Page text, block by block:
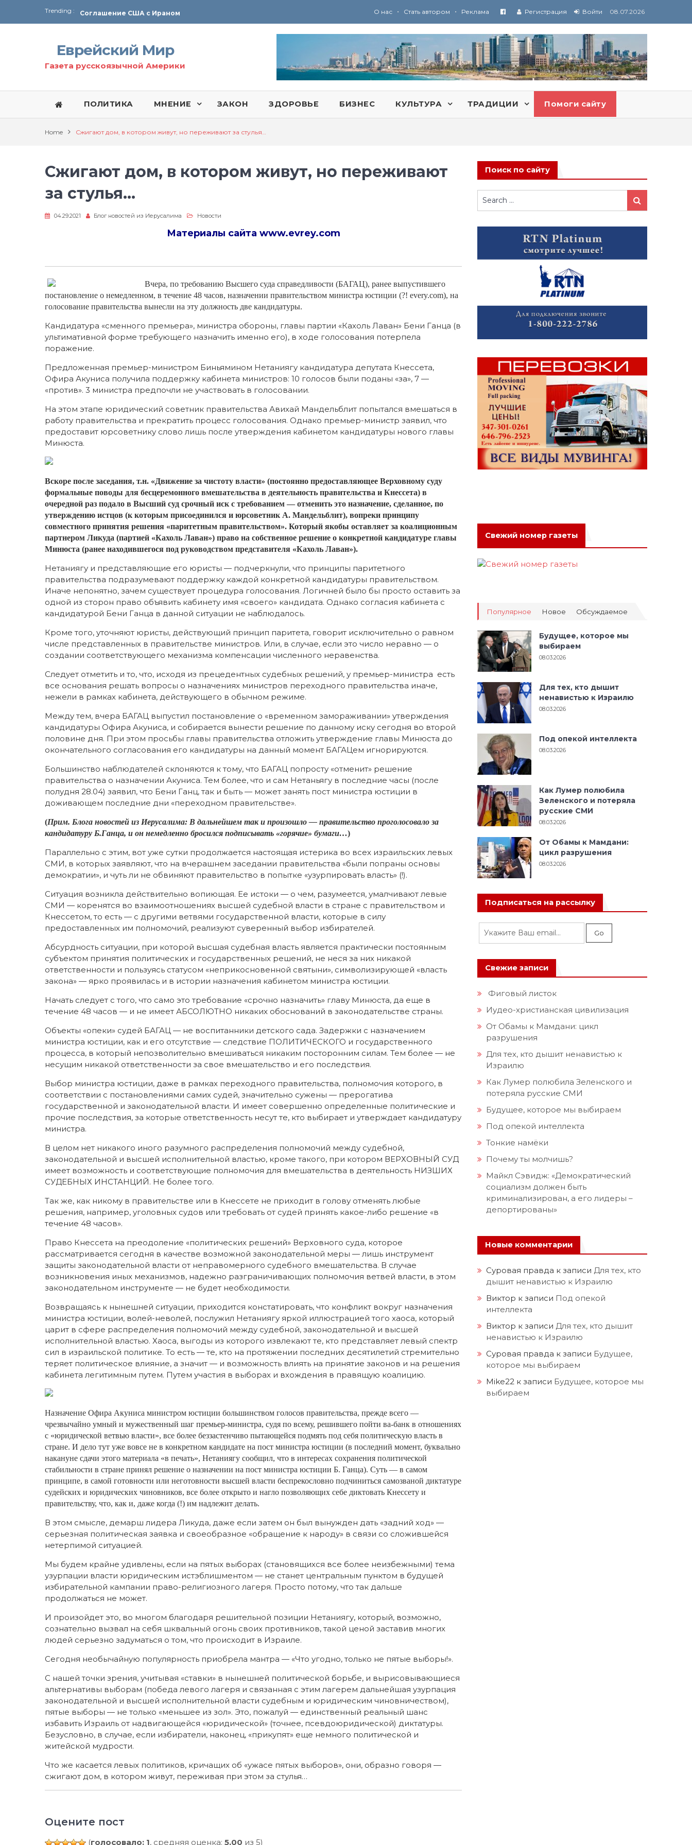
Trending :
Соглашение США с Ираном
Технология Революции в Иране
Ю
ридические услуги адвокатской коллегии «Эли Гервиц»: полное сопровождение на всех этапах
От Ирана до Ливана и Газы
О нас • Стать автором • Реклама Регистрация Войти 08.07.2026
Еврейский Мир
Газета русскоязычной Америки
ПОЛИТИКА МНЕНИЕ ЗАКОН ЗДОРОВЬЕ БИЗНЕС КУЛЬТУРА ТРАДИЦИИ Помоги сайту
Home Сжигают дом, в котором живут, но переживают за стулья…
Сжигают дом, в котором живут, но переживают
за стулья…
04.29.2021 Блог новостей из Иерусалима Новости
Материалы сайта www.evrey.com
Вчера, по требованию Высшего суда справедливости (БАГАЦ), ранее выпустившего
постановление о немедленном, в течение 48 часов, назначении правительством министра юстиции (?! every.com), на
голосование правительства вынесли на эту должность две кандидатуры.
Кандидатура «сменного премьера», министра обороны, главы партии «Кахоль Лаван» Бени Ганца (в
ультимативной форме требующего назначить именно его), в ходе голосования потерпела
поражение.
Предложенная премьер-министром Биньямином Нетаниягу кандидатура депутата Кнессета,
Офира Акуниса получила поддержку кабинета министров: 10 голосов были поданы «за», 7 —
«против». 3 министра предпочли не участвовать в голосовании.
На этом этапе юридический советник правительства Авихай Мандельблит попытался вмешаться в
работу правительства и прекратить процесс голосования. Однако премьер-министр заявил, что
предоставит юрсоветнику слово лишь после утверждения кабинетом кандидатуры нового главы
Минюста.
Вскоре после заседания, т.н. «Движение за чистоту власти» (постоянно предоставляющее Верховному суду
формальные поводы для бесцеремонного вмешательства в деятельность правительства и Кнессета) в
очередной раз подало в Высший суд срочный иск с требованием — отменить это назначение, сделанное, по
утверждению истцов (к которым присоединился и юрсоветник А. Мандельблит), вопреки принципу
совместного принятия решения «паритетным правительством». Который якобы оставляет за коалиционным
партнером Ликуда (партией «Кахоль Лаван») право на собственное решение о конкретной кандидатуре главы
Минюста (ранее находившегося под руководством представителя «Кахоль Лаван»).
Нетаниягу и представляющие его юристы — подчеркнули, что принципы паритетного
правительства подразумевают поддержку каждой конкретной кандидатуры правительством.
Иначе непонятно, зачем существует процедура голосования. Логичней было бы просто оставить за
одной из сторон право объявить кабинету имя «своего» кандидата. Однако согласия кабинета с
кандидатурой Бени Ганца в данной ситуации не наблюдалось.
Кроме того, уточняют юристы, действующий принцип паритета, говорит исключительно о равном
числе представленных в правительстве министров. Или, в случае, если это число неравно — о
создании соответствующего механизма компенсации численного неравенства.
Следует отметить и то, что, исходя из прецедентных судебных решений, у премьер-министра есть
все основания решать вопросы о назначениях министров переходного правительства иначе,
нежели в рамках кабинета, действующего в обычном режиме.
Между тем, вчера БАГАЦ выпустил постановление о «временном замораживании» утверждения
кандидатуры Офира Акуниса, и собирается вынести решение по данному иску сегодня во второй
половине дня. При этом просьбы главы правительства отложить утверждение главы Минюста до
окончательного согласования его кандидатуры на данный момент БАГАЦем игнорируются.
Большинство наблюдателей склоняются к тому, что БАГАЦ попросту «отменит» решение
правительства о назначении Акуниса. Тем более, что и сам Нетаньягу в последние часы (после
полудня 28.04) заявил, что Бени Ганц, так и быть — может занять пост министра юстиции в
доживающем последние дни «переходном правительстве».
(Прим. Блога новостей из Иерусалима: В дальнейшем так и произошло — правительство проголосовало за
кандидатуру Б.Ганца, и он немедленно бросился подписывать «горячие» бумаги…)
Параллельно с этим, вот уже сутки продолжается настоящая истерика во всех израильских левых
СМИ, в которых заявляют, что на вчерашнем заседании правительства «были попраны основы
демократии», и чуть ли не обвиняют правительство в попытке «узурпировать власть» (!).
Ситуация возникла действительно вопиющая. Ее истоки — о чем, разумеется, умалчивают левые
СМИ — коренятся во взаимоотношениях высшей судебной власти в стране с правительством и
Кнессетом, то есть — с другими ветвями государственной власти, которые в силу
предоставленных им полномочий, реализуют суверенный выбор избирателей.
Абсурдность ситуации, при которой высшая судебная власть является практически постоянным
субъектом принятия политических и государственных решений, не неся за них никакой
ответственности и пользуясь статусом «неприкосновенной святыни», символизирующей «власть
закона» — ярко проявилась и в истории назначения кабинетом министра юстиции.
Начать следует с того, что само это требование «срочно назначить» главу Минюста, да еще в
течение 48 часов — и не имеет АБСОЛЮТНО никаких обоснований в законодательстве страны.
Объекты «опеки» судей БАГАЦ — не воспитанники детского сада. Задержки с назначением
министра юстиции, как и его отсутствие — следствие ПОЛИТИЧЕСКОГО и государственного
процесса, в который непозволительно вмешиваться никаким посторонним силам. Тем более — не
несущим никакой ответственности за свое вмешательство и его последствия.
Выбор министра юстиции, даже в рамках переходного правительства, полномочия которого, в
соответствии с постановлениями самих судей, значительно сужены — прерогатива
государственной и законодательной власти. И имеет совершенно определенные политические и
прочие последствия, за которые ответственность несут те, кто выбирает и утверждает кандидатуру
министра.
В целом нет никакого иного разумного распределения полномочий между судебной,
законодательной и высшей исполнительной властью, кроме такого, при котором ВЕРХОВНЫЙ СУД
имеет возможность и соответствующие полномочия для вмешательства в деятельность НИЗШИХ
СУДЕБНЫХ ИНСТАНЦИЙ. Не более того.
Так же, как никому в правительстве или в Кнессете не приходит в голову отменять любые
решения, например, уголовных судов или требовать от судей принять какое-либо решение «в
течение 48 часов».
Право Кнессета на преодоление «политических решений» Верховного суда, которое
рассматривается сегодня в качестве возможной законодательной меры — лишь инструмент
защиты законодательной власти от неправомерного судебного вмешательства. В случае
возникновения иных механизмов, надежно разграничивающих полномочия ветвей власти, в этом
законодательном инструменте — не будет необходимости.
Возвращаясь к нынешней ситуации, приходится констатировать, что конфликт вокруг назначения
министра юстиции, волей-неволей, послужил Нетаниягу яркой иллюстрацией того хаоса, который
царит в сфере распределения полномочий между судебной, законодательной и высшей
исполнительной властью. Хаоса, выгоды из которого извлекают те, кто представляет левый спектр
сил в израильской политике. То есть — те, кто на протяжении последних десятилетий стремительно
теряет политическое влияние, а значит — и возможность влиять на принятие законов и на решения
кабинета легитимным путем. Путем участия в выборах и вхождения в правящую коалицию.
Назначение Офира Акуниса министром юстиции большинством голосов правительства, прежде всего —
чрезвычайно умный и мужественный шаг премьер-министра, судя по всему, решившего пойти ва-банк в отношениях
с «юридической ветвью власти», все более беззастенчиво пытающейся подмять под себя политическую власть в
стране. И дело тут уже вовсе не в конкретном кандидате на пост министра юстиции (в последний момент, буквально
накануне сдачи этого материала «в печать», Нетаниягу сообщил, что в интересах сохранения политической
стабильности в стране принял решение о назначении на пост министра юстиции Б. Ганца). Суть — в самом
принципе, в самой готовности или неготовности высшей власти беспрекословно подчиниться самозваной диктатуре
судейских и юридических чиновников, все более открыто и нагло позволяющих себе диктовать Кнессету и
правительству, что, как и, даже когда (!) им надлежит делать.
В этом смысле, демарш лидера Ликуда, даже если затем он был вынужден дать «задний ход» —
серьезная политическая заявка и своеобразное «обращение к народу» в связи со сложившейся
нетерпимой ситуацией.
Мы будем крайне удивлены, если на пятых выборах (становящихся все более неизбежными) тема
узурпации власти юридическим истэблишментом — не станет центральным пунктом в будущей
избирательной кампании право-религиозного лагеря. Просто потому, что так дальше
продолжаться не может.
И произойдет это, во многом благодаря решительной позиции Нетаниягу, который, возможно,
сознательно вызвал на себя шквальный огонь своих противников, такой ценой заставив многих
людей серьезно задуматься о том, что происходит в Израиле.
Сегодня необычайную популярность приобрела мантра — «Что угодно, только не пятые выборы!».
С нашей точки зрения, учитывая «ставки» в нынешней политической борьбе, и вырисовывающиеся
альтернативы выборам (победа левого лагеря и связанная с этим лагерем дальнейшая узурпация
законодательной и высшей исполнительной власти судебным и юридическим чиновничеством),
пятые выборы — не только «меньшее из зол». Это, пожалуй — единственный реальный шанс
избавить Израиль от надвигающейся «юридической» (точнее, псевдоюридической) диктатуры.
Безусловно, в случае, если избиратели, наконец, «прикупят» еще немного политической и
житейской мудрости.
Что же касается левых политиков, кричащих об «ужасе пятых выборов», они, образно говоря —
сжигают дом, в котором живут, переживая при этом за стулья…
Оцените пост
(голосовало: 1, средняя оценка: 5,00 из 5)
Поиск по сайту
Search
for:
Search
Свежий номер газеты
Популярное Новое Обсуждаемое
Будущее, которое мы
выбираем
08.03.2026
Для тех, кто дышит
ненавистью к Израилю
08.03.2026
Под опекой интеллекта
08.03.2026
Как Лумер полюбила
Зеленского и потеряла
русские СМИ
08.03.2026
От Обамы к Мамдани:
цикл разрушения
08.03.2026
Подписаться на рассылку
Свежие записи
Фиговый листок
Иудео-христианская цивилизация
От Обамы к Мамдани: цикл
разрушения
Для тех, кто дышит ненавистью к
Израилю
Как Лумер полюбила Зеленского и
потеряла русские СМИ
Будущее, которое мы выбираем
Под опекой интеллекта
Тонкие намёки
Почему ты молчишь?
Майкл Сэвидж: «Демократический
социализм должен быть
криминализирован, а его лидеры –
депортированы»
Новые комментарии
Суровая правда к записи Для тех, кто
дышит ненавистью к Израилю
Виктор к записи Под опекой
интеллекта
Виктор к записи Для тех, кто дышит
ненавистью к Израилю
Суровая правда к записи Будущее,
которое мы выбираем
Mike22 к записи Будущее, которое мы
выбираем